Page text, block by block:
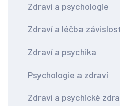
Zdraví a psychologie
Zdraví a léčba
Zdraví a psychika
Psychologie a zdraví
Zdraví a psychické